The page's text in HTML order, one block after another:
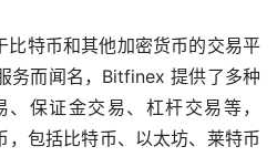
特币和其他加密货币的交易平
务而闻名，Bitfinex 提供了多种
保证金交易、杠杆交易等，
包括比特币、以太坊、莱特币